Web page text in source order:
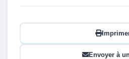
Envoyer à